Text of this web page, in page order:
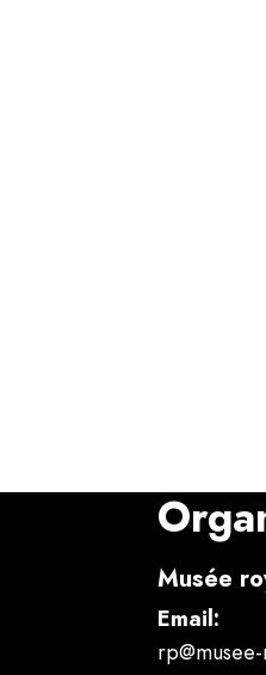
Musée
Email: